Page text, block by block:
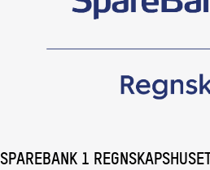
SPAREBANK 1 REGNSKAPSHUSET